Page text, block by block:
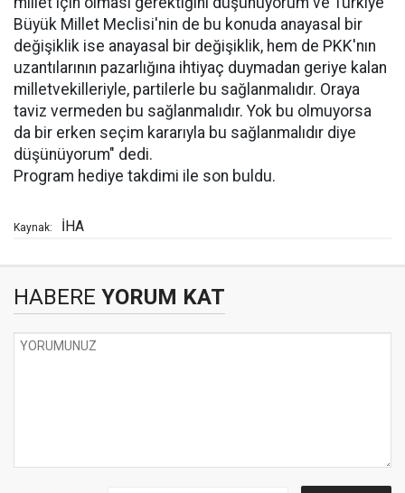
Büyük Millet Meclisi'nin de bu konuda anayasal bir
değişiklik ise anayasal bir değişiklik, hem de PKK'nın
uzantılarının pazarlığına ihtiyaç duymadan geriye kalan
milletvekilleriyle, partilerle bu sağlanmalıdır. Oraya
taviz vermeden bu sağlanmalıdır. Yok bu olmuyorsa
da bir erken seçim kararıyla bu sağlanmalıdır diye
düşünüyorum" dedi.
Program hediye takdimi ile son buldu.
Kaynak: İHA
HABERE YORUM KAT